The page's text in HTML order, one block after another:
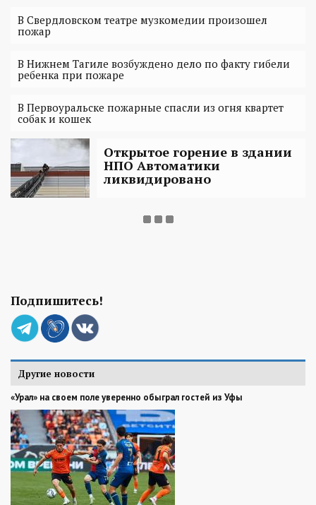
В Свердловском театре музкомедии произошел
пожар
В Нижнем Тагиле возбуждено дело по факту гибели
ребенка при пожаре
В Первоуральске пожарные спасли из огня квартет
собак и кошек
Открытое горение в здании
НПО Автоматики
ликвидировано
Подпишитесь!
Другие новости
«Урал» на своем поле уверенно обыграл гостей из Уфы